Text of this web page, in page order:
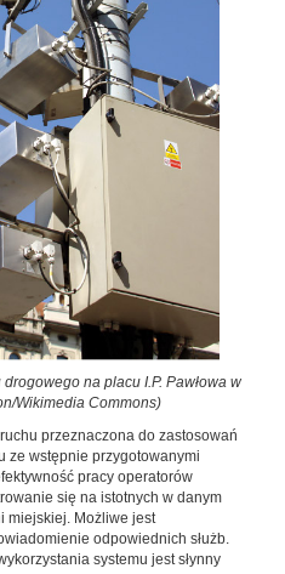
na placu I.P. Pawłowa w
Wikimedia Commons)
przeznaczona do zastosowań
ze wstępnie przygotowanymi
pracy operatorów
się na istotnych w danym
miejskiej. Możliwe jest
odpowiednich służb.
systemu jest słynny